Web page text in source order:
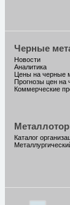
Черные
Новости
Аналитика
Цены на черные
Прогнозы цен
Коммерческие
Каталог